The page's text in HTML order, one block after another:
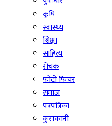
कृषि
स्वास्थ्य
शिक्षा
साहित्य
रोचक
फोटो फिचर
समाज
पत्रपत्रिका
कुराकानी